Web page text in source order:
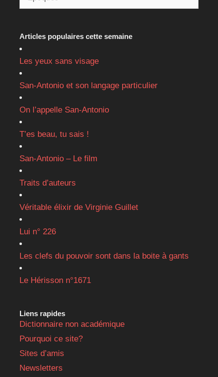
Articles populaires cette semaine
Les yeux sans visage
San-Antonio et son langage particulier
On l’appelle San-Antonio
T’es beau, tu sais !
San-Antonio – Le film
Traits d’auteurs
Véritable élixir de Virginie Guillet
Lui n° 226
Les clefs du pouvoir sont dans la boite à gants
Le Hérisson n°1671
Liens rapides
Dictionnaire non académique
Pourquoi ce site?
Sites d’amis
Newsletters